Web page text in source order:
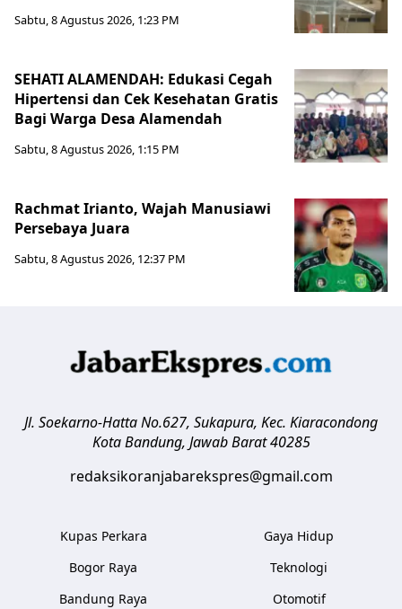
Sabtu, 8 Agustus 2026, 1:23 PM
SEHATI ALAMENDAH: Edukasi Cegah
Hipertensi dan Cek Kesehatan Gratis
Bagi Warga Desa Alamendah
Sabtu, 8 Agustus 2026, 1:15 PM
Rachmat Irianto, Wajah Manusiawi
Persebaya Juara
Sabtu, 8 Agustus 2026, 12:37 PM
Jl. Soekarno-Hatta No.627, Sukapura, Kec. Kiaracondong
Kota Bandung, Jawab Barat 40285
redaksikoranjabarekspres@gmail.com
Kupas Perkara
Bogor Raya
Bandung Raya
Gaya Hidup
Teknologi
Otomotif